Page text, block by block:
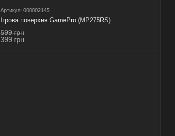
Артикул: 000002145
Ігрова поверхня GamePro (MP275RS)
599 грн
399 грн